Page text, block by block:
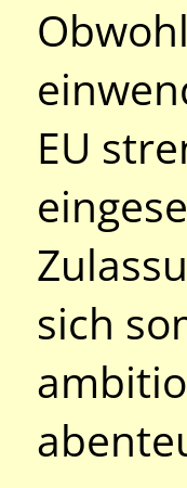
EU
sich